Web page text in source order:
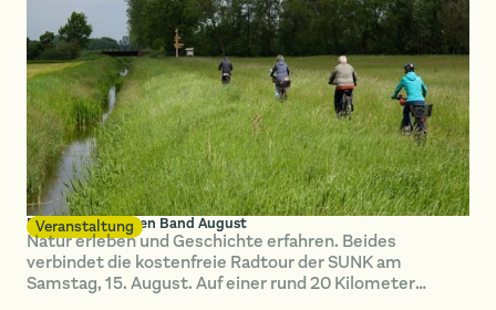
Veranstaltung
Radtour im Grünen Band August
Natur erleben und Geschichte erfahren. Beides
verbindet die kostenfreie Radtour der SUNK am
Samstag, 15. August. Auf einer rund 20 Kilometer